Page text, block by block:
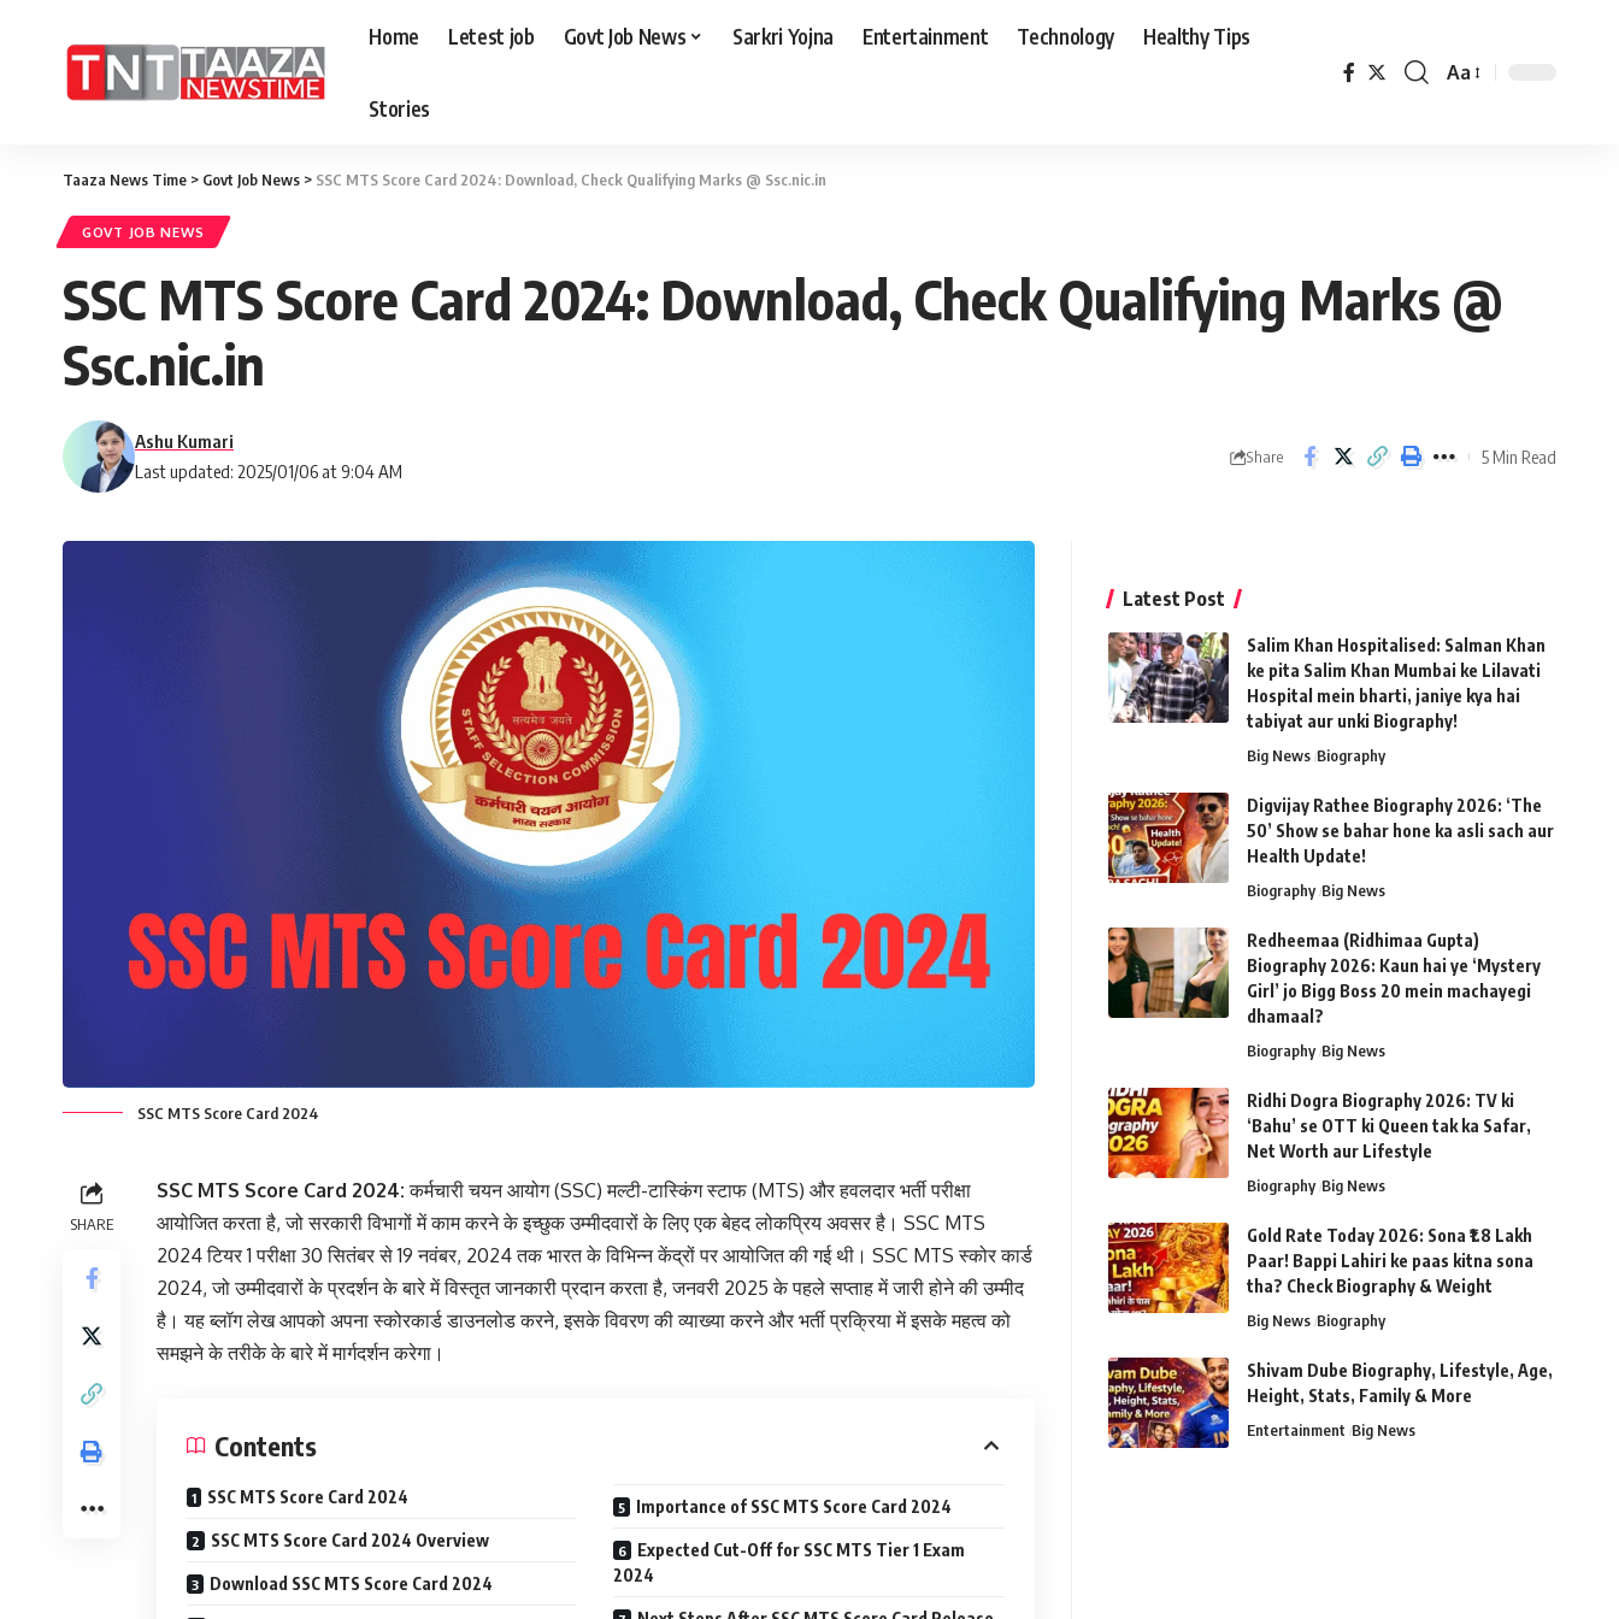
Home Letest job Govt Job News Sarkri Yojna Entertainment Technology Healthy Tips
Stories
Aa
Taaza News Time > Govt Job News > SSC MTS Score Card 2024: Download, Check Qualifying Marks @ Ssc.nic.in
GOVT JOB NEWS
SSC MTS Score Card 2024: Download, Check Qualifying Marks @
Ssc.nic.in
Last updated: 2025/01/06 at 9:04 AM
Ashu Kumari
Share 5 Min Read
SSC MTS Score Card 2024
SHARE
SSC MTS Score Card 2024:कर्मचारी चयन आयोग (SSC) मल्टी-टास्किंग स्टाफ (MTS) और हवलदार भर्ती परीक्षा
आयोजित करता है, जो सरकारी विभागों में काम करने के इच्छुक उम्मीदवारों के लिए एक बेहद लोकप्रिय अवसर है। SSC MTS
2024 टियर 1 परीक्षा 30 सितंबर से 19 नवंबर, 2024 तक भारत के विभिन्न केंद्रों पर आयोजित की गई थी। SSC MTS स्कोर कार्ड
2024, जो उम्मीदवारों के प्रदर्शन के बारे में विस्तृत जानकारी प्रदान करता है, जनवरी 2025 के पहले सप्ताह में जारी होने की उम्मीद
है। यह ब्लॉग लेख आपको अपना स्कोरकार्ड डाउनलोड करने, इसके विवरण की व्याख्या करने और भर्ती प्रक्रिया में इसके महत्व को
समझने के तरीके के बारे में मार्गदर्शन करेगा।
Contents
SSC MTS Score Card 2024
SSC MTS Score Card 2024 Overview
Download SSC MTS Score Card 2024
Importance of SSC MTS Score Card 2024
Expected Cut-Off for SSC MTS Tier 1 Exam
2024
Latest Post
Salim Khan Hospitalised: Salman Khan
ke pita Salim Khan Mumbai ke Lilavati
Hospital mein bharti, janiye kya hai
tabiyat aur unki Biography!
Big News Biography
Digvijay Rathee Biography 2026: ‘The
50’ Show se bahar hone ka asli sach aur
Health Update!
Biography Big News
Redheemaa (Ridhimaa Gupta)
Biography 2026: Kaun hai ye ‘Mystery
Girl’ jo Bigg Boss 20 mein machayegi
dhamaal?
Biography Big News
Ridhi Dogra Biography 2026: TV ki
‘Bahu’ se OTT ki Queen tak ka Safar,
Net Worth aur Lifestyle
Biography Big News
Gold Rate Today 2026: Sona ₹1.8 Lakh
Paar! Bappi Lahiri ke paas kitna sona
tha? Check Biography & Weight
Big News Biography
Shivam Dube Biography, Lifestyle, Age,
Height, Stats, Family & More
Entertainment Big News